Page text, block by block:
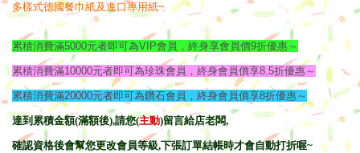
多樣式德國餐巾紙及進口專用紙~
累積消費滿5000元者即可為VIP會員，終身享會員價9折優惠～
累積消費滿10000元者即可為珍珠會員， 終身會員價享8.5折優惠～
累積消費滿20000元者即可為鑽石會員，終身會員價享8折優惠～
達到累積金額(滿額後),請您(主動)留言給店老闆,
確認資格後會幫您更改會員等級,下張訂單結帳時才會自動打折喔~